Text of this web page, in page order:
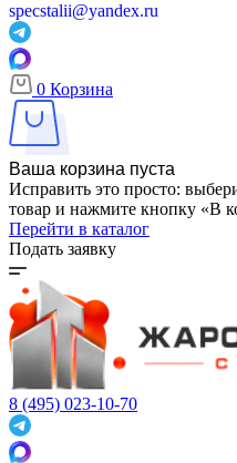
specstalii@yandex.ru
0 Корзина
Ваша корзина пуста
Исправить это просто:
товар и нажмите кнопку «В
Перейти в каталог
Подать заявку
8 (495) 023-10-70